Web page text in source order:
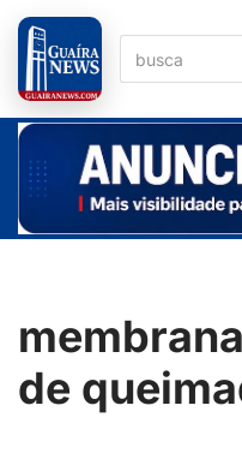
Pular
para
o
conteúdo
de